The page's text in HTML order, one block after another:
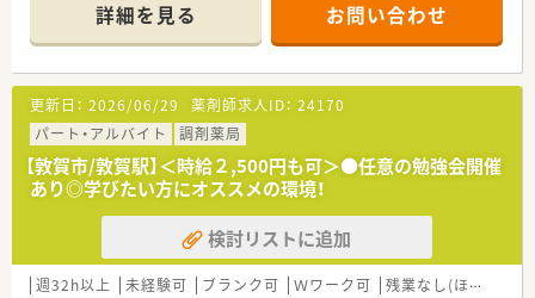
【店舗情報と応需状況について】
■敦賀駅から徒歩10分ほどの場所に位置しており、毎日の通勤
にも非常に便利なアクセス良好の立地環境となっております。
■近隣のクリニックから眼科や耳鼻科などの処方箋を中心に、1
日あたり60枚から70枚ほど応需している調剤薬局です。
■外来の調剤業務に加えて居宅や施設への在宅医療にもしっか
りと対応しており、地域に密着した医療サービスを提供します。
【法人特徴について】
■福井県敦賀市内に4店舗を展開し、創業から80年という長い歴
史を持ち地域住民から厚い信頼を得ている老舗の企業です。
■代表ご自身も現場に入って気さくにコミュニケーションを取
られているため、風通しが良く非常に働きやすい温かい社風で
詳細を見る お問い合わせ
更新日： 2026/06/29 薬剤師求人ID： 24170
パート・アルバイト
調剤薬局
【敦賀市/敦賀駅】＜時給２,500円も可＞●任意の勉強会開催
あり◎学びたい方にオススメの環境！
検討リストに追加
週32h以上 未経験可 ブランク可 Ｗワーク可 残業なし(ほぼなし含む)